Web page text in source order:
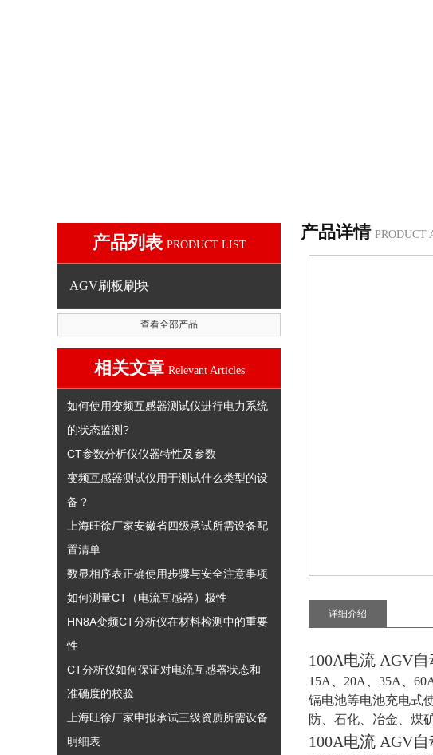
产品列表 PRODUCT LIST
AGV刷板刷块
查看全部产品
相关文章 Relevant Articles
如何使用变频互感器测试仪进行电力系统
的状态监测?
CT参数分析仪仪器特性及参数
变频互感器测试仪用于测试什么类型的设
备？
上海旺徐厂家安徽省四级承试所需设备配
置清单
数显相序表正确使用步骤与安全注意事项
如何测量CT（电流互感器）极性
HN8A变频CT分析仪在材料检测中的重要
性
CT分析仪如何保证对电流互感器状态和
准确度的校验
上海旺徐厂家申报承试三级资质所需设备
明细表
产品详情 PRODUCT
详细介绍
100A电流 AGV
15A、20A、35A、
镉电池等电池充电式
防、石化、冶金、煤
100A电流 AGV